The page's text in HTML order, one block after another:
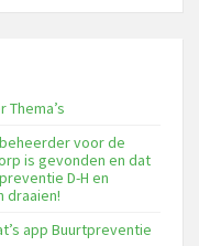
voor de
is gevonden en dat
D-H en
draaien!
app Buurtpreventie